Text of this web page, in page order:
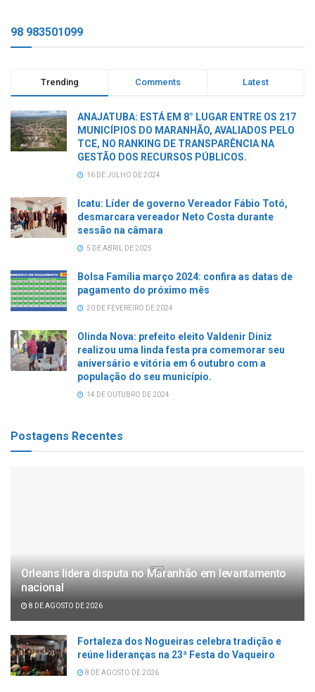
98 983501099
Trending Comments Latest
ANAJATUBA: ESTÁ EM 8° LUGAR ENTRE OS 217
MUNICÍPIOS DO MARANHÃO, AVALIADOS PELO
TCE, NO RANKING DE TRANSPARÊNCIA NA
GESTÃO DOS RECURSOS PÚBLICOS.
16 DE JULHO DE 2024
Icatu: Líder de governo Vereador Fábio Totó,
desmarcara vereador Neto Costa durante
sessão na câmara
5 DE ABRIL DE 2025
Bolsa Família março 2024: confira as datas de
pagamento do próximo mês
20 DE FEVEREIRO DE 2024
Olinda Nova: prefeito eleito Valdenir Diniz
realizou uma linda festa pra comemorar seu
aniversário e vitória em 6 outubro com a
população do seu município.
14 DE OUTUBRO DE 2024
Postagens Recentes
Orleans lidera disputa no Maranhão em levantamento
nacional
8 DE AGOSTO DE 2026
Fortaleza dos Nogueiras celebra tradição e
reúne lideranças na 23ª Festa do Vaqueiro
8 DE AGOSTO DE 2026